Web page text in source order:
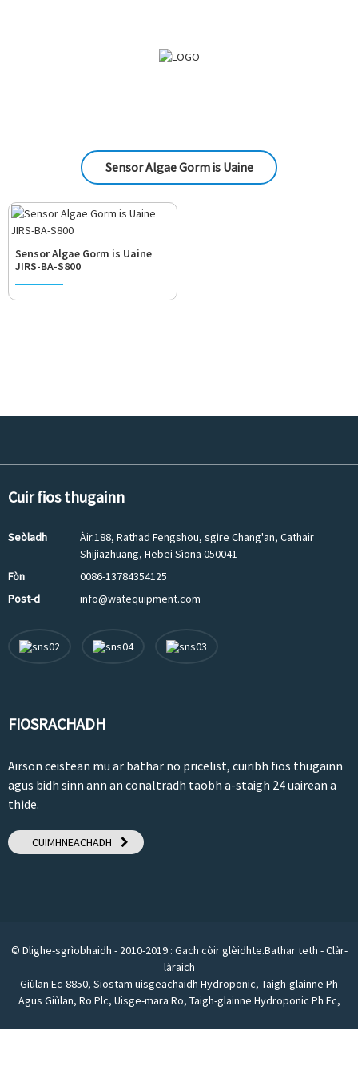
Sensor Algae Gorm is Uaine
Sensor Algae Gorm is Uaine
JIRS-BA-S800
Cuir fios thugainn
Seòladh
Àir.188, Rathad Fengshou, sgìre Chang'an, Cathair
Shijiazhuang, Hebei Sìona 050041
Fòn
0086-13784354125
Post-d
info@watequipment.com
FIOSRACHADH
Airson ceistean mu ar bathar no pricelist, cuiribh fios thugainn
agus bidh sinn ann an conaltradh taobh a-staigh 24 uairean a
thìde.
CUIMHNEACHADH
© Dlighe-sgrìobhaidh - 2010-2019 : Gach còir glèidhte.Bathar teth -Clàr-
làraich
Giùlan Ec-8850, Siostam uisgeachaidh Hydroponic, Taigh-glainne Ph
Agus Giùlan, Ro Plc, Uisge-mara Ro, Taigh-glainne Hydroponic Ph Ec,